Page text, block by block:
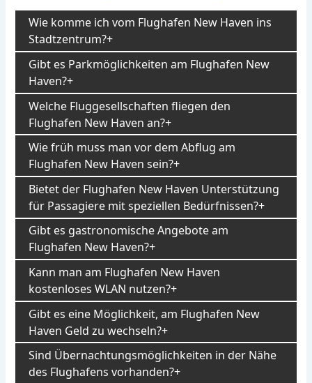
Wie komme ich vom Flughafen New Haven ins
Stadtzentrum?
Gibt es Parkmöglichkeiten am Flughafen New
Haven?
Welche Fluggesellschaften fliegen den
Flughafen New Haven an?
Wie früh muss man vor dem Abflug am
Flughafen New Haven sein?
Bietet der Flughafen New Haven Unterstützung
für Passagiere mit speziellen Bedürfnissen?
Gibt es gastronomische Angebote am
Flughafen New Haven?
Kann man am Flughafen New Haven
kostenloses WLAN nutzen?
Gibt es eine Möglichkeit, am Flughafen New
Haven Geld zu wechseln?
Sind Übernachtungsmöglichkeiten in der Nähe
des Flughafens vorhanden?